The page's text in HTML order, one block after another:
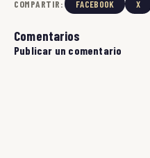
COMPARTIR: FACEBOOK X
Comentarios
Publicar un comentario